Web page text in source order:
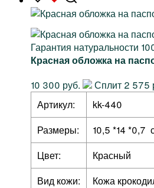
Гарантия натуральности
Красная обложка на
10 300 руб.
Сплит 2 575
Артикул:
kk-440
Размеры:
10,5 *14 *0,7
Цвет:
Красный
Вид кожи:
Кожа